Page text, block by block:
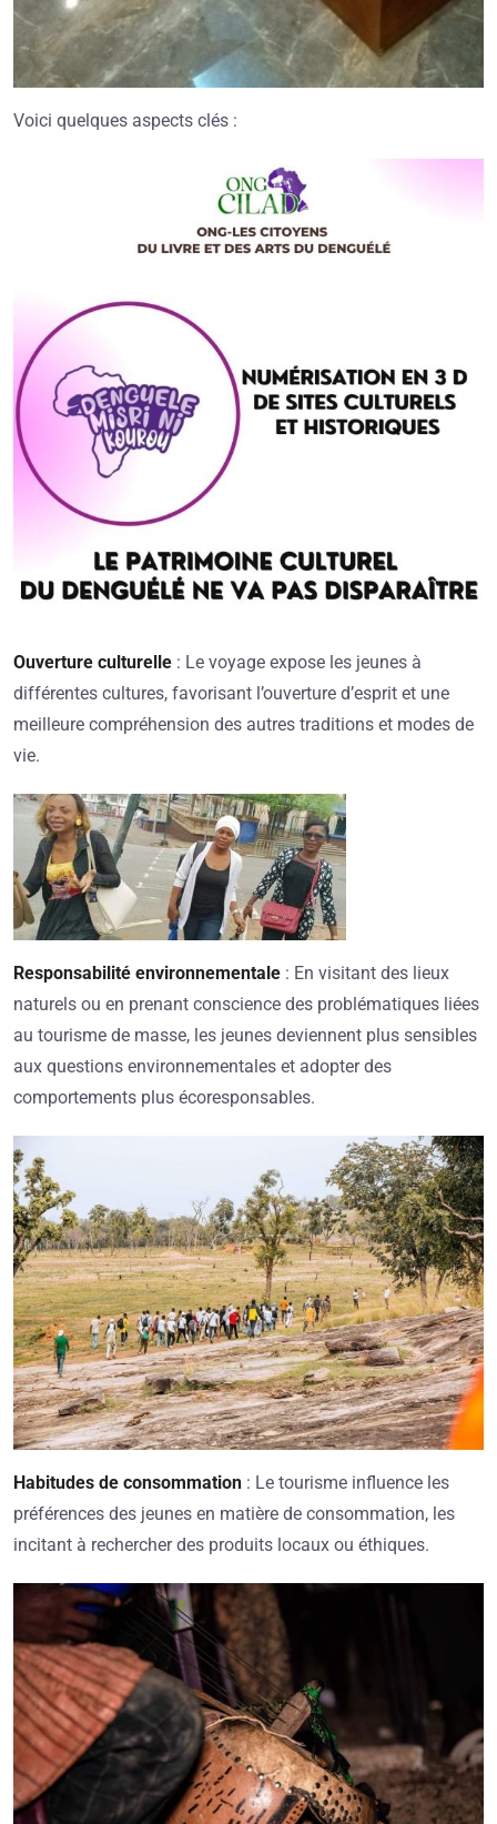
Voici quelques aspects clés :
Ouverture culturelle : Le voyage expose les jeunes à
différentes cultures, favorisant l’ouverture d’esprit et une
meilleure compréhension des autres traditions et modes de
vie.
Responsabilité environnementale : En visitant des lieux
naturels ou en prenant conscience des problématiques liées
au tourisme de masse, les jeunes deviennent plus sensibles
aux questions environnementales et adopter des
comportements plus écoresponsables.
Habitudes de consommation : Le tourisme influence les
préférences des jeunes en matière de consommation, les
incitant à rechercher des produits locaux ou éthiques.